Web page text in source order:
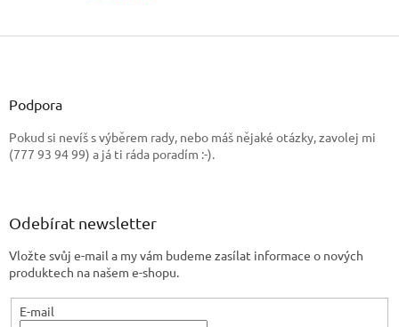
Z
Podpora
Pokud si nevíš s výběrem rady, nebo máš nějaké otázky, zavolej mi
(777 93 94 99) a já ti ráda poradím :-).
Odebírat newsletter
Vložte svůj e-mail a my vám budeme zasílat informace o nových
produktech na našem e-shopu.
E-mail